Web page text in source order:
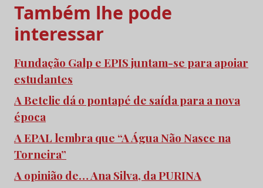
Também lhe pode
interessar
Fundação Galp e EPIS juntam-se para apoiar
estudantes
A Betclic dá o pontapé de saída para a nova
época
A EPAL lembra que “A Água Não Nasce na
Torneira”
A opinião de… Ana Silva, da PURINA